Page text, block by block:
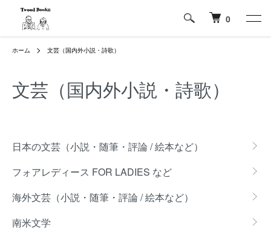
0
ホーム 文芸（国内外小説・詩歌）
文芸（国内外小説・詩歌）
日本の文芸（小説・随筆・評論 / 絵本など）
フォアレディース FOR LADIES など
海外文芸（小説・随筆・評論 / 絵本など）
南米文学